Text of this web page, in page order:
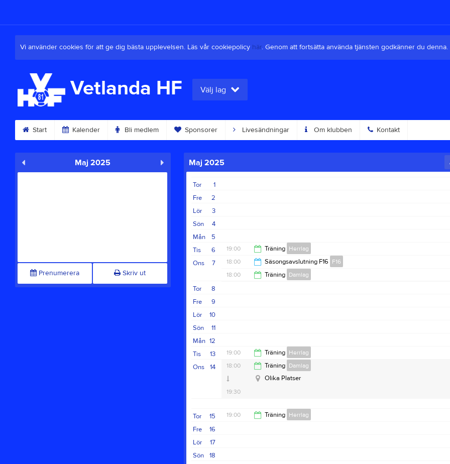
Vi använder cookies för att ge dig bästa upplevelsen. Läs vår cookiepolicy här. Genom att fortsätta använda tjänsten godkänner du denna.
Vetlanda HF Välj lag
Start Kalender Bli medlem Sponsorer Livesändningar Om klubben Kontakt
Maj 2025
Prenumerera Skriv ut
Maj 2025
1
Tor
2
Fre
3
Lör
4
Sön
5
Mån
6
Tis 19:00 Träning Herrlag
20:30
7
Ons 18:00 Säsongsavslutning F16 F16
18:00 Träning Damlag
8
Tor
9
Fre
10
Lör
11
Sön
12
Mån
13
Tis 19:00 Träning Herrlag
20:30
14
Ons 18:00 Träning Damlag
19:30
Olika Platser
15
Tor 19:00 Träning Herrlag
16
Fre
17
Lör
18
Sön